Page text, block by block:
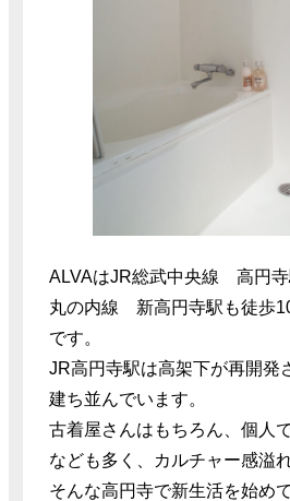
ALVAはJR総武中央線 高円寺
丸の内線 新高円寺駅も徒歩
です。
JR高円寺駅は高架下が再開発
建ち並んでいます。
古着屋さんはもちろん、個人
なども多く、カルチャー感溢
そんな高円寺で新生活を始め